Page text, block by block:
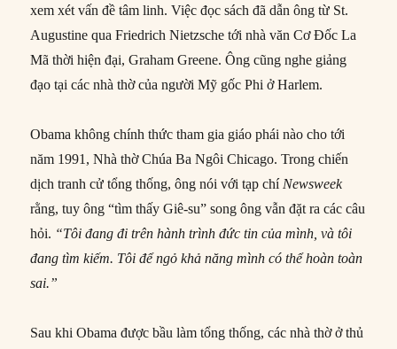
xem xét vấn đề tâm linh. Việc đọc sách đã dẫn ông từ St.
Augustine qua Friedrich Nietzsche tới nhà văn Cơ Đốc La
Mã thời hiện đại, Graham Greene. Ông cũng nghe giảng
đạo tại các nhà thờ của người Mỹ gốc Phi ở Harlem.
Obama không chính thức tham gia giáo phái nào cho tới
năm 1991, Nhà thờ Chúa Ba Ngôi Chicago. Trong chiến
dịch tranh cử tổng thống, ông nói với tạp chí Newsweek
rằng, tuy ông “tìm thấy Giê-su” song ông vẫn đặt ra các câu
hỏi. “Tôi đang đi trên hành trình đức tin của mình, và tôi
đang tìm kiếm. Tôi để ngỏ khả năng mình có thể hoàn toàn
sai.”
Sau khi Obama được bầu làm tổng thống, các nhà thờ ở thủ